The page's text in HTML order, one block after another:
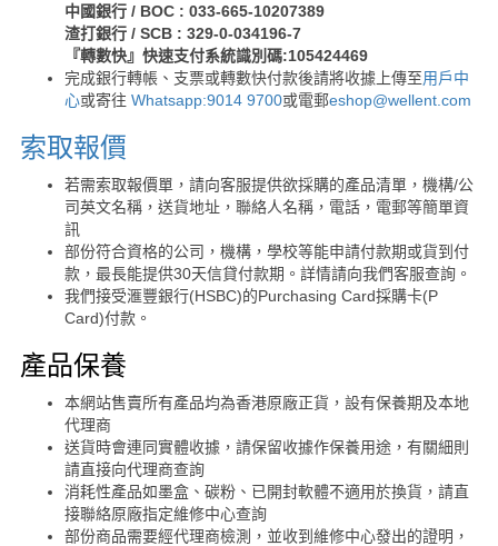
中國銀行 / BOC : 033-665-10207389
渣打銀行 / SCB : 329-0-034196-7
『轉數快』快速支付系統識別碼:105424469
完成銀行轉帳、支票或轉數快付款後請將收據上傳至用戶中
心或寄往 Whatsapp:9014 9700或電郵eshop@wellent.com
索取報價
若需索取報價單，請向客服提供欲採購的產品清單，機構/公
司英文名稱，送貨地址，聯絡人名稱，電話，電郵等簡單資
訊
部份符合資格的公司，機構，學校等能申請付款期或貨到付
款，最長能提供30天信貸付款期。詳情請向我們客服查詢。
我們接受滙豐銀行(HSBC)的Purchasing Card採購卡(P
Card)付款。
產品保養
本網站售賣所有產品均為香港原廠正貨，設有保養期及本地
代理商
送貨時會連同實體收據，請保留收據作保養用途，有關細則
請直接向代理商查詢
消耗性產品如墨盒、碳粉、已開封軟體不適用於換貨，請直
接聯絡原廠指定維修中心查詢
部份商品需要經代理商檢測，並收到維修中心發出的證明，